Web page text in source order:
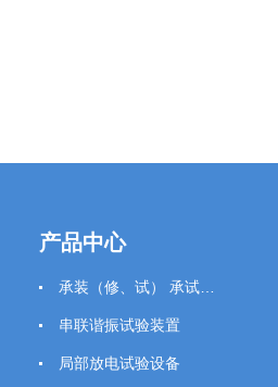
产品中心
串联谐振试验装置
局部放电试验设备